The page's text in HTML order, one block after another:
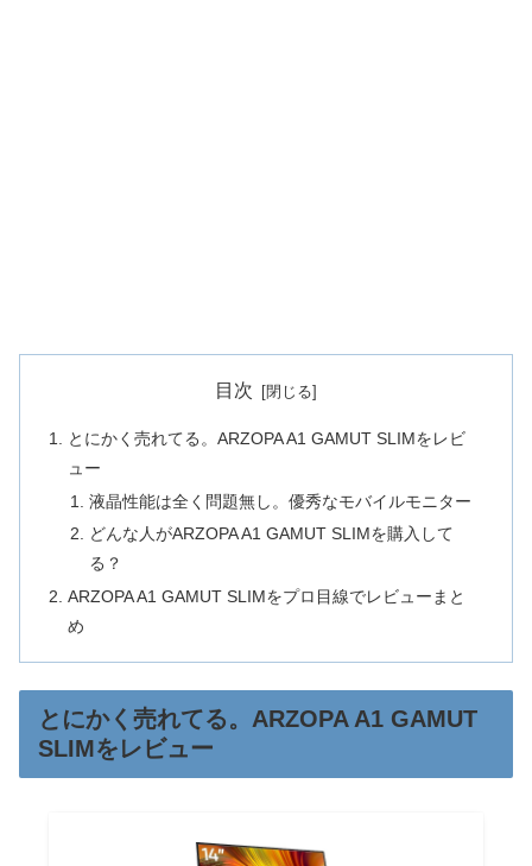
目次
とにかく売れてる。ARZOPA A1 GAMUT SLIMをレビ
ュー
液晶性能は全く問題無し。優秀なモバイルモニター
どんな人がARZOPA A1 GAMUT SLIMを購入して
る？
ARZOPA A1 GAMUT SLIMをプロ目線でレビューまと
め
とにかく売れてる。ARZOPA A1 GAMUT
SLIMをレビュー